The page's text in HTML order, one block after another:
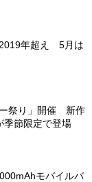
年超え 5月は
祭り」開催 新作
季節限定で登場
モバイルバ